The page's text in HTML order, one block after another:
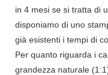
in 4 mesi se si tratta di
disponiamo di uno
già esistenti i tempi di
Per quanto riguarda i
grandezza naturale